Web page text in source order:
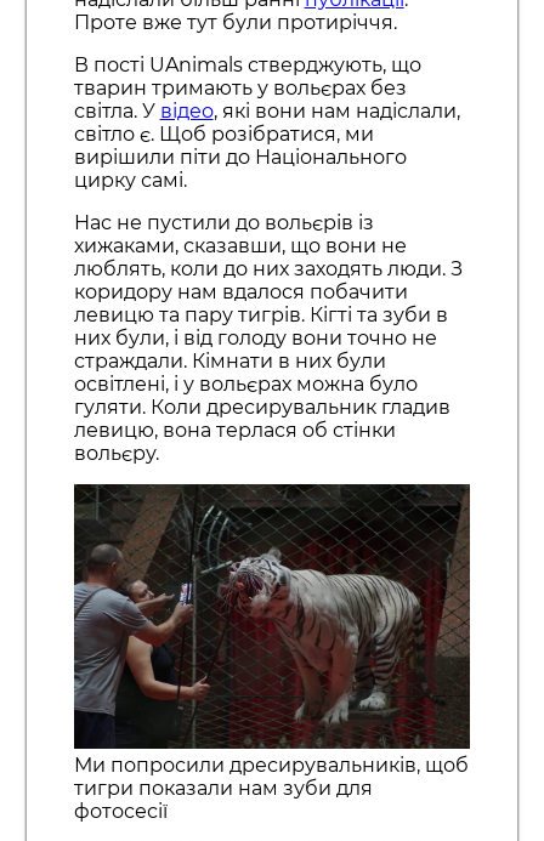
Проте вже тут були протиріччя.
В пості UAnimals стверджують, що
тварин тримають у вольєрах без
світла. У відео, які вони нам надіслали,
світло є. Щоб розібратися, ми
вирішили піти до Національного
цирку самі.
Нас не пустили до вольєрів із
хижаками, сказавши, що вони не
люблять, коли до них заходять люди. З
коридору нам вдалося побачити
левицю та пару тигрів. Кігті та зуби в
них були, і від голоду вони точно не
страждали. Кімнати в них були
освітлені, і у вольєрах можна було
гуляти. Коли дресирувальник гладив
левицю, вона терлася об стінки
вольєру.
Ми попросили дресирувальників, щоб
тигри показали нам зуби для
фотосесії